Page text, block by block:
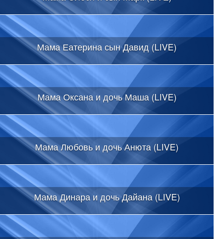
Мама Еатерина сын Давид (LIVE)
Мама Оксана и дочь Маша (LIVE)
Мама Любовь и дочь Анюта (LIVE)
Мама Динара и дочь Дайана (LIVE)